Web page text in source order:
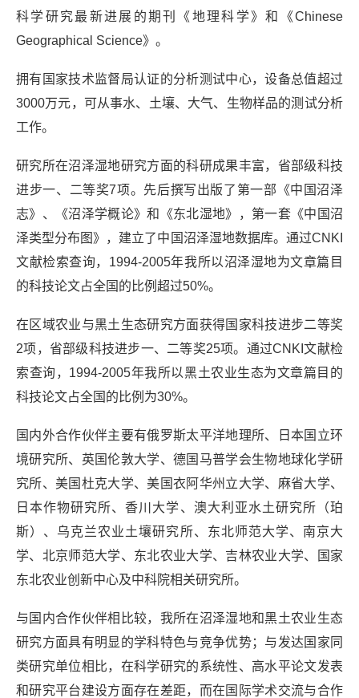
科学研究最新进展的期刊《地理科学》和《Chinese
Geographical Science》。
拥有国家技术监督局认证的分析测试中心，设备总值超过
3000万元，可从事水、土壤、大气、生物样品的测试分析
工作。
研究所在沼泽湿地研究方面的科研成果丰富，省部级科技
进步一、二等奖7项。先后撰写出版了第一部《中国沼泽
志》、《沼泽学概论》和《东北湿地》，第一套《中国沼
泽类型分布图》，建立了中国沼泽湿地数据库。通过CNKI
文献检索查询，1994-2005年我所以沼泽湿地为文章篇目
的科技论文占全国的比例超过50%。
在区域农业与黑土生态研究方面获得国家科技进步二等奖
2项，省部级科技进步一、二等奖25项。通过CNKI文献检
索查询，1994-2005年我所以黑土农业生态为文章篇目的
科技论文占全国的比例为30%。
国内外合作伙伴主要有俄罗斯太平洋地理所、日本国立环
境研究所、英国伦敦大学、德国马普学会生物地球化学研
究所、美国杜克大学、美国衣阿华州立大学、麻省大学、
日本作物研究所、香川大学、澳大利亚水土研究所（珀
斯）、乌克兰农业土壤研究所、东北师范大学、南京大
学、北京师范大学、东北农业大学、吉林农业大学、国家
东北农业创新中心及中科院相关研究所。
与国内合作伙伴相比较，我所在沼泽湿地和黑土农业生态
研究方面具有明显的学科特色与竞争优势；与发达国家同
类研究单位相比，在科学研究的系统性、高水平论文发表
和研究平台建设方面存在差距，而在国际学术交流与合作